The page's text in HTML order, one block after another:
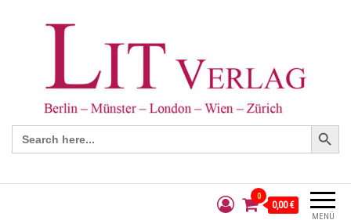
Search
for:
Search Button
MENÜ
0
0,00 €